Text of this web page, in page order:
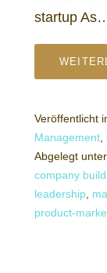
startup
Veröffentlicht
Management
Abgelegt
company
leadership
product-